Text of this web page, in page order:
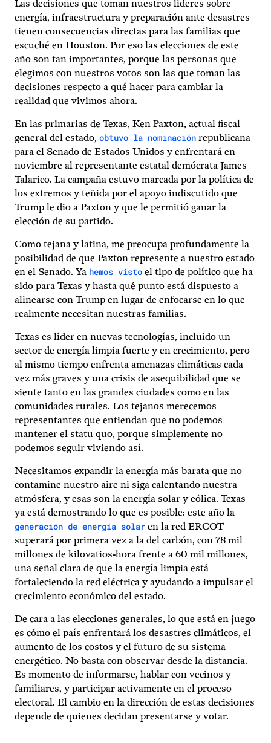
Las decisiones que toman nuestros líderes sobre
energía, infraestructura y preparación ante desastres
tienen consecuencias directas para las familias que
escuché en Houston. Por eso las elecciones de este
año son tan importantes, porque las personas que
elegimos con nuestros votos son las que toman las
decisiones respecto a qué hacer para cambiar la
realidad que vivimos ahora.
En las primarias de Texas, Ken Paxton, actual fiscal
general del estado, obtuvo la nominación republicana
para el Senado de Estados Unidos y enfrentará en
noviembre al representante estatal demócrata James
Talarico. La campaña estuvo marcada por la política de
los extremos y teñida por el apoyo indiscutido que
Trump le dio a Paxton y que le permitió ganar la
elección de su partido.
Como tejana y latina, me preocupa profundamente la
posibilidad de que Paxton represente a nuestro estado
en el Senado. Ya hemos visto el tipo de político que ha
sido para Texas y hasta qué punto está dispuesto a
alinearse con Trump en lugar de enfocarse en lo que
realmente necesitan nuestras familias.
Texas es líder en nuevas tecnologías, incluido un
sector de energía limpia fuerte y en crecimiento, pero
al mismo tiempo enfrenta amenazas climáticas cada
vez más graves y una crisis de asequibilidad que se
siente tanto en las grandes ciudades como en las
comunidades rurales. Los tejanos merecemos
representantes que entiendan que no podemos
mantener el statu quo, porque simplemente no
podemos seguir viviendo así.
Necesitamos expandir la energía más barata que no
contamine nuestro aire ni siga calentando nuestra
atmósfera, y esas son la energía solar y eólica. Texas
ya está demostrando lo que es posible: este año la
generación de energía solar en la red ERCOT
superará por primera vez a la del carbón, con 78 mil
millones de kilovatios-hora frente a 60 mil millones,
una señal clara de que la energía limpia está
fortaleciendo la red eléctrica y ayudando a impulsar el
crecimiento económico del estado.
De cara a las elecciones generales, lo que está en juego
es cómo el país enfrentará los desastres climáticos, el
aumento de los costos y el futuro de su sistema
energético. No basta con observar desde la distancia.
Es momento de informarse, hablar con vecinos y
familiares, y participar activamente en el proceso
electoral. El cambio en la dirección de estas decisiones
depende de quienes decidan presentarse y votar.